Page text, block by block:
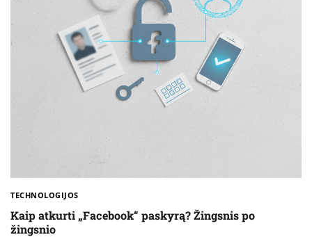
TECHNOLOGIJOS
Kaip atkurti „Facebook“ paskyrą? Žingsnis po
žingsnio